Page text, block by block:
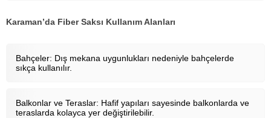
Karaman’da Fiber Saksı Kullanım Alanları
Bahçeler: Dış mekana uygunlukları nedeniyle bahçelerde
sıkça kullanılır.
Balkonlar ve Teraslar: Hafif yapıları sayesinde balkonlarda ve
teraslarda kolayca yer değiştirilebilir.